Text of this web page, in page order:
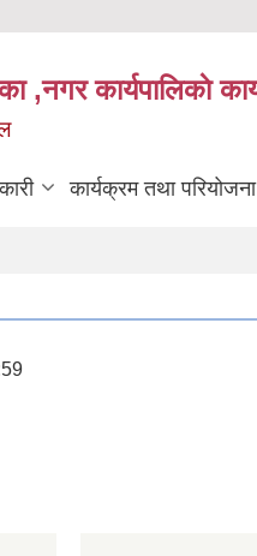
,नगर कार्यपालिकाे
कार्यक्रम तथा परियोजना